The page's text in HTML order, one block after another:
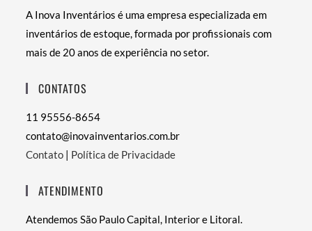
A Inova Inventários é uma empresa especializada em
inventários de estoque, formada por profissionais com
mais de 20 anos de experiência no setor.
CONTATOS
11 95556-8654
contato@inovainventarios.com.br
Contato | Política de Privacidade
ATENDIMENTO
Atendemos São Paulo Capital, Interior e Litoral.